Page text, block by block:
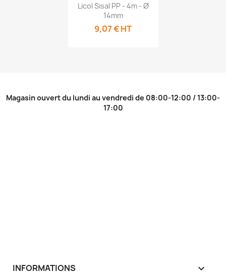
Licol Sisal PP - 4m - Ø
14mm
9,07 € HT
Magasin ouvert du lundi au vendredi de 08:00-12:00 / 13:00-
17:00
INFORMATIONS 